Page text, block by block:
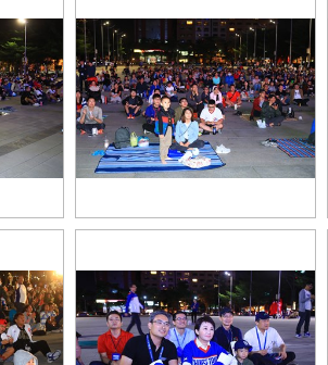
1TSAI7866
TSAI7718